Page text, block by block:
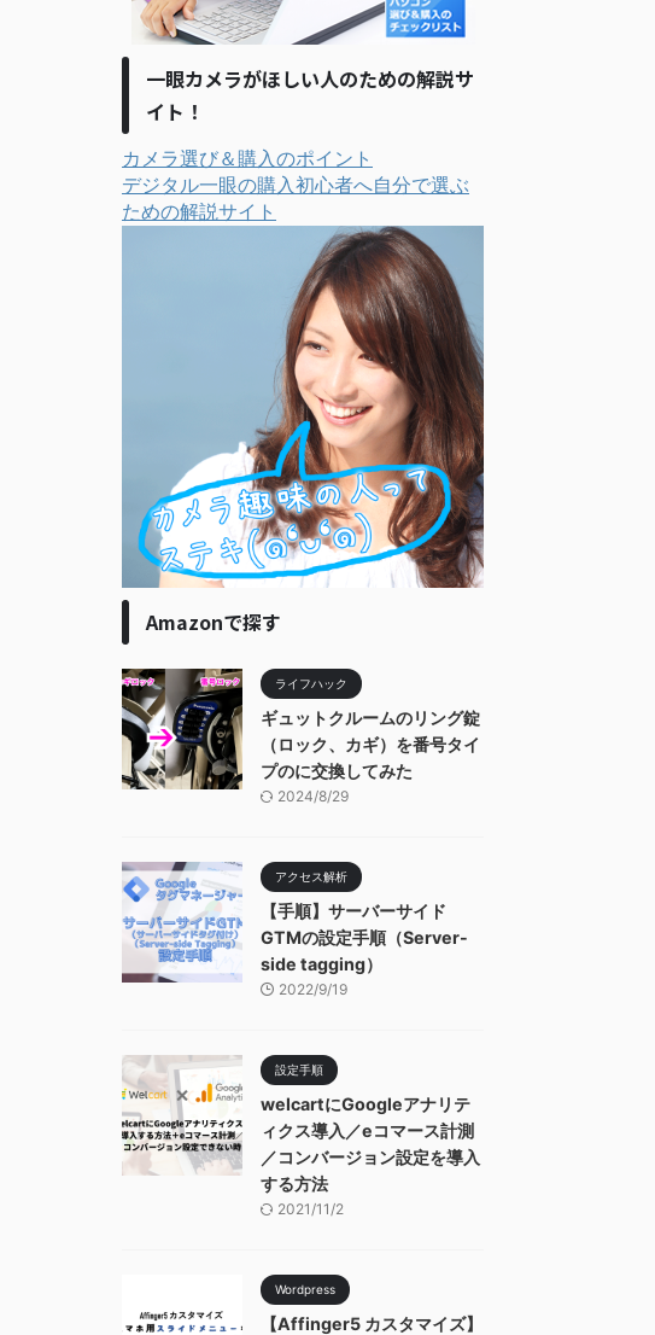
一眼カメラがほしい人のための解説サ
イト！
カメラ選び＆購入のポイント
デジタル一眼の購入初心者へ自分で選ぶ
ための解説サイト
Amazonで探す
ライフハック
ギュットクルームのリング錠
（ロック、カギ）を番号タイ
プのに交換してみた
2024/8/29
アクセス解析
【手順】サーバーサイド
GTMの設定手順（Server-
side tagging）
2022/9/19
設定手順
welcartにGoogleアナリテ
ィクス導入／eコマース計測
／コンバージョン設定を導入
する方法
2021/11/2
Wordpress
【Affinger5 カスタマイズ】